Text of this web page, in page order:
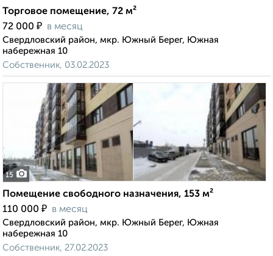
Торговое помещение, 72 м²
72 000 ₽ в месяц
Свердловский район, мкр. Южный Берег, Южная
набережная 10
Собственник, 03.02.2023
15
Помещение свободного назначения, 153 м²
110 000 ₽ в месяц
Свердловский район, мкр. Южный Берег, Южная
набережная 10
Собственник, 27.02.2023